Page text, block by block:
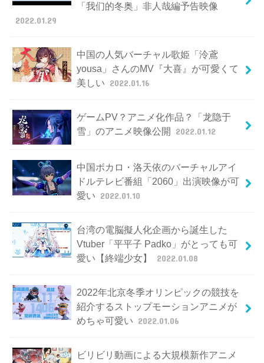
「我们的冬奥」非人哉編予告映像
2022.01.29
中国の人気バーチャル歌姫「泠鳶
yousa」さんのMV『大喜』が可愛くて
美しい 2022.01.16
ゲームPV？アニメ化作品？「龙隐于
雪」のアニメ映像公開 2022.01.12
中国ボカロ・洛天依のバーチャルアイ
ドルテレビ番組「2060」出演映像が可
愛い 2022.01.10
台湾の電脳擬人化企画から誕生した
Vtuber「平平子 Padko」がとっても可
愛い【終端少女】
2022.01.08
2022年北京冬季オリンピックの競技を
紹介するストップモーションアニメが
めちゃ可愛い 2022.01.06
ビリビリ動画による大規模新作アニメ